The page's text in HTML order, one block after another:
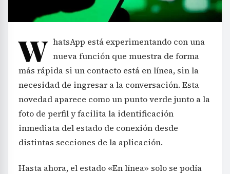
W hatsApp está experimentando con una
nueva función que muestra de forma
más rápida si un contacto está en línea, sin la
necesidad de ingresar a la conversación. Esta
novedad aparece como un punto verde junto a la
foto de perfil y facilita la identificación
inmediata del estado de conexión desde
distintas secciones de la aplicación.
Hasta ahora, el estado «En línea» solo se podía